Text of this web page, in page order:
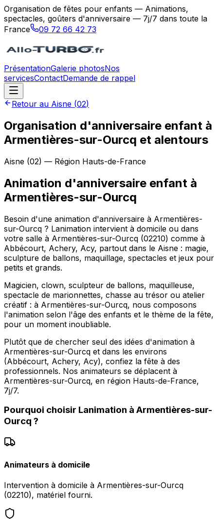
Organisation de fêtes pour enfants — Animations,
spectacles, goûters d'anniversaire — 7j/7 dans toute la
France
09 72 66 42 73
PrésentationGalerie photosNos
servicesContactDemande de rappel
Retour au Aisne (02)
Organisation d'anniversaire enfant à
Armentières-sur-Ourcq et alentours
Aisne (02) — Région Hauts-de-France
Animation d'anniversaire enfant à
Armentières-sur-Ourcq
Besoin d'une animation d'anniversaire à Armentières-
sur-Ourcq ? Lanimation intervient à domicile ou dans
votre salle à Armentières-sur-Ourcq (02210) comme à
Abbécourt, Achery, Acy, partout dans le Aisne : magie,
sculpture de ballons, maquillage, spectacles et jeux pour
petits et grands.
Magicien, clown, sculpteur de ballons, maquilleuse,
spectacle de marionnettes, chasse au trésor ou atelier
créatif : à Armentières-sur-Ourcq, nous composons
l'animation selon l'âge des enfants et le thème de la fête,
pour un moment inoubliable.
Plutôt que de chercher seul des idées d'animation à
Armentières-sur-Ourcq et dans les environs
(Abbécourt, Achery, Acy), confiez la fête à des
professionnels. Nos animateurs se déplacent à
Armentières-sur-Ourcq, en région Hauts-de-France,
7j/7.
Pourquoi choisir Lanimation à Armentières-sur-
Ourcq ?
Animateurs à domicile
Intervention à domicile à Armentières-sur-Ourcq
(02210), matériel fourni.